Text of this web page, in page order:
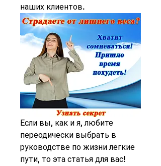
наших клиентов.
Если вы, как и я, любите
переодически выбрать в
руководстве по жизни легкие
пути, то эта статья для вас!